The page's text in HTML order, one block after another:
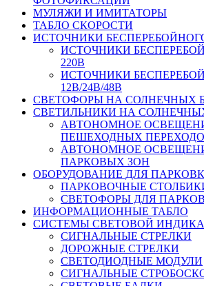
МУЛЯЖИ И ИМИТАТОРЫ
ТАБЛО СКОРОСТИ
ИСТОЧНИКИ
ИСТОЧНИКИ
220В
ИСТОЧНИКИ
12В/24В/48В
СВЕТОФОРЫ НА СОЛНЕЧНЫХ
СВЕТИЛЬНИКИ НА
АВТОНОМНОЕ
ПЕШЕХОДНЫХ
АВТОНОМНОЕ
ПАРКОВЫХ ЗОН
ОБОРУДОВАНИЕ ДЛЯ
ПАРКОВОЧНЫЕ
СВЕТОФОРЫ ДЛЯ
ИНФОРМАЦИОННЫЕ ТАБЛО
CИСТЕМЫ СВЕТОВОЙ
СИГНАЛЬНЫЕ СТРЕЛКИ
ДОРОЖНЫЕ СТРЕЛКИ
СВЕТОДИОДНЫЕ МОДУЛИ
СИГНАЛЬНЫЕ